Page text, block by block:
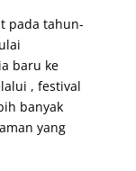
pada tahun-
baru ke
, festival
banyak
yang